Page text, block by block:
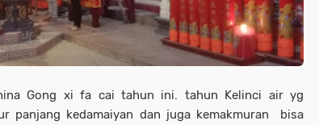
Gong xi fa cai tahun ini. tahun Kelinci air yg
panjang kedamaiyan dan juga kemakmuran bisa